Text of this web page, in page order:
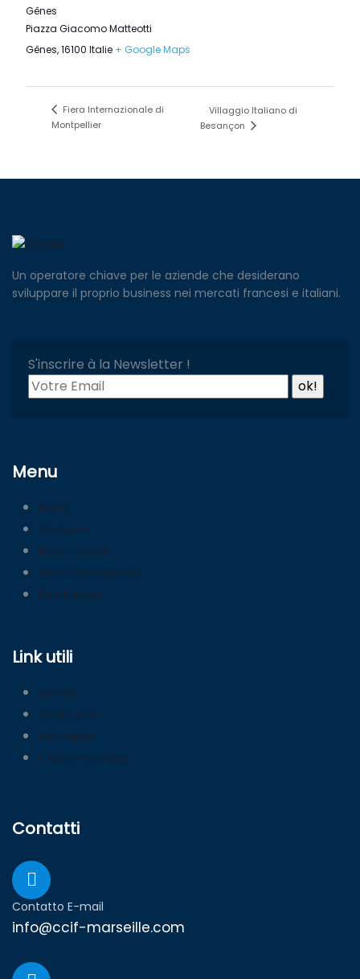
Gênes
Piazza Giacomo Matteotti
Gênes,16100 Italie + Google Maps
Fiera Internazionale di
Montpellier
Villaggio Italiano di
Besançon
Un operatore chiave per le aziende che desiderano
sviluppare il proprio business nei mercati francesi e italiani.
S'inscrire à la Newsletter !
Menu
Home
Chi Siamo
Fiere e eventi
Servizi alle imprese
Polo Europa
Link utili
Aderire
I nostri uffici
Hub export
Il nostro catalogo
Contatti
Contatto E-mail
info@ccif-marseille.com